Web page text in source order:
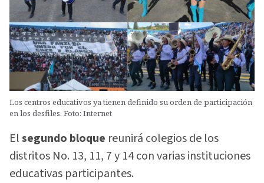
Los centros educativos ya tienen definido su orden de participación
en los desfiles. Foto: Internet
Elsegundo bloque reunirá colegios de los
distritos No. 13, 11, 7 y 14 con varias instituciones
educativas participantes.